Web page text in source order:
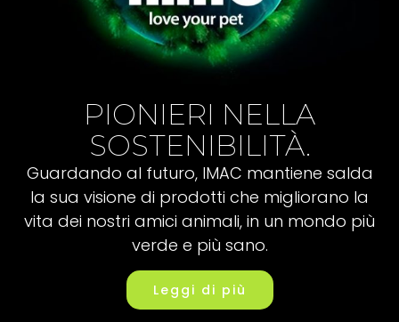
PIONIERI NELLA
SOSTENIBILITÀ.
Guardando al futuro, IMAC mantiene salda
la sua visione di prodotti che migliorano la
vita dei nostri amici animali, in un mondo più
verde e più sano.
Leggi di più